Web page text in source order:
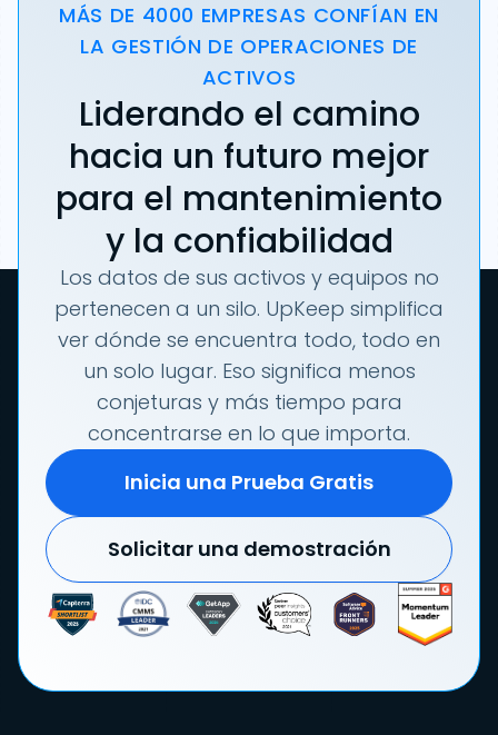
MÁS DE 4000 EMPRESAS CONFÍAN EN
LA GESTIÓN DE OPERACIONES DE
ACTIVOS
Liderando el camino
hacia un futuro mejor
para el mantenimiento
y la confiabilidad
Los datos de sus activos y equipos no
pertenecen a un silo. UpKeep simplifica
ver dónde se encuentra todo, todo en
un solo lugar. Eso significa menos
conjeturas y más tiempo para
concentrarse en lo que importa.
Inicia una Prueba Gratis
Solicitar una demostración